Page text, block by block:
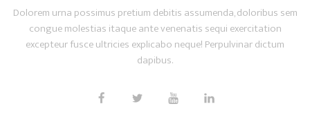
Dolorem urna possimus pretium debitis assumenda, doloribus sem
congue molestias itaque ante venenatis sequi exercitation
excepteur fusce ultricies explicabo neque! Perpulvinar dictum
dapibus.